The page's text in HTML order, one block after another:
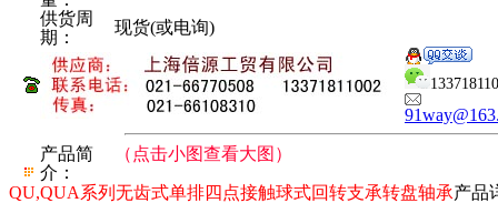
供货周
期：
现货(或电询)
产品简
介：
（点击小图查看大图）
QU,QUA系列无齿式单排四点接触球式回转支承转盘轴承产品